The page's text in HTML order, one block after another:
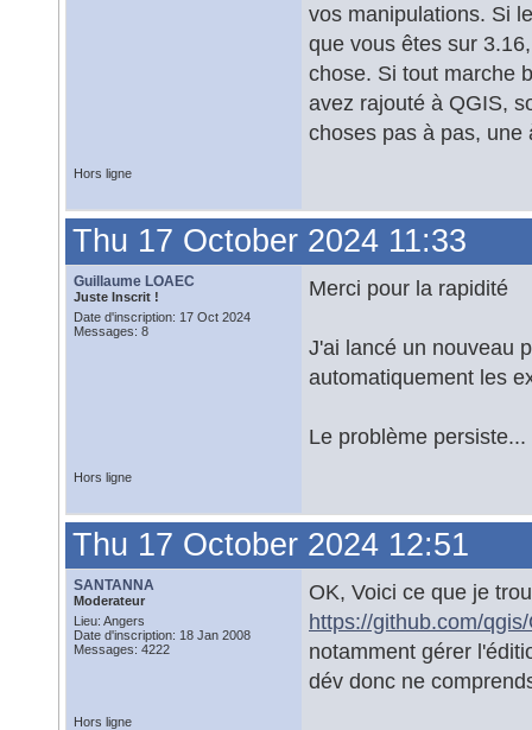
vos manipulations. Si
que vous êtes sur
chose. Si tout marche
avez rajouté à QGIS,
choses pas à pas, une
Hors ligne
Thu 17 October 2024 11:33
Guillaume LOAEC
Juste Inscrit !
Date d'inscription: 17 Oct 2024
Messages: 8
Merci pour la rapidité
J'ai lancé un nouveau
automatiquement les
Le problème persiste...
Hors ligne
Thu 17 October 2024 12:51
SANTANNA
Moderateur
Lieu: Angers
Date d'inscription: 18 Jan 2008
Messages: 4222
OK, Voici ce que je
https://github.com/
notamment gérer
dév donc ne
Hors ligne